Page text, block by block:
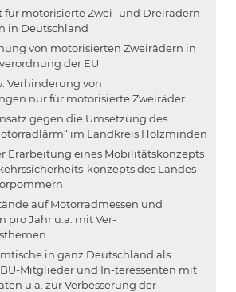
für motorisierte Zwei- und Dreirädern
in Deutschland
von motorisierten Zweirädern in
der EU
Verhinderung von
nur für motorisierte Zweiräder
gegen die Umsetzung des
im Landkreis Holzminden
Erarbeitung eines Mobilitätskonzepts
konzepts des Landes
auf Motorradmessen und
pro Jahr u.a. mit Ver-
in ganz Deutschland als
Mitglieder und In-teressenten mit
u.a. zur Verbesserung der